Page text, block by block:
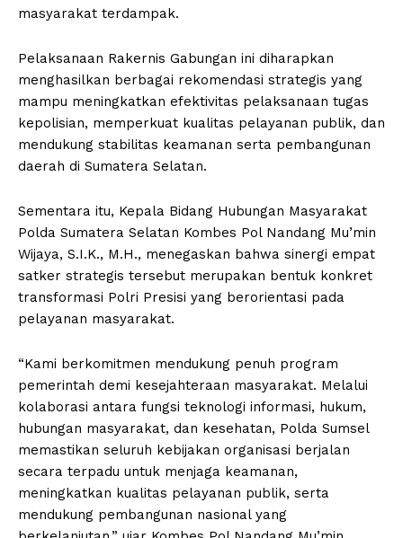
masyarakat terdampak.
Pelaksanaan Rakernis Gabungan ini diharapkan
menghasilkan berbagai rekomendasi strategis yang
mampu meningkatkan efektivitas pelaksanaan tugas
kepolisian, memperkuat kualitas pelayanan publik, dan
mendukung stabilitas keamanan serta pembangunan
daerah di Sumatera Selatan.
Sementara itu, Kepala Bidang Hubungan Masyarakat
Polda Sumatera Selatan Kombes Pol Nandang Mu’min
Wijaya, S.I.K., M.H., menegaskan bahwa sinergi empat
satker strategis tersebut merupakan bentuk konkret
transformasi Polri Presisi yang berorientasi pada
pelayanan masyarakat.
“Kami berkomitmen mendukung penuh program
pemerintah demi kesejahteraan masyarakat. Melalui
kolaborasi antara fungsi teknologi informasi, hukum,
hubungan masyarakat, dan kesehatan, Polda Sumsel
memastikan seluruh kebijakan organisasi berjalan
secara terpadu untuk menjaga keamanan,
meningkatkan kualitas pelayanan publik, serta
mendukung pembangunan nasional yang